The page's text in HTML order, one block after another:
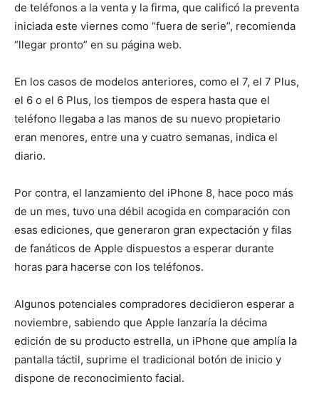
de teléfonos a la venta y la firma, que calificó la preventa
iniciada este viernes como “fuera de serie”, recomienda
“llegar pronto” en su página web.
En los casos de modelos anteriores, como el 7, el 7 Plus,
el 6 o el 6 Plus, los tiempos de espera hasta que el
teléfono llegaba a las manos de su nuevo propietario
eran menores, entre una y cuatro semanas, indica el
diario.
Por contra, el lanzamiento del iPhone 8, hace poco más
de un mes, tuvo una débil acogida en comparación con
esas ediciones, que generaron gran expectación y filas
de fanáticos de Apple dispuestos a esperar durante
horas para hacerse con los teléfonos.
Algunos potenciales compradores decidieron esperar a
noviembre, sabiendo que Apple lanzaría la décima
edición de su producto estrella, un iPhone que amplía la
pantalla táctil, suprime el tradicional botón de inicio y
dispone de reconocimiento facial.